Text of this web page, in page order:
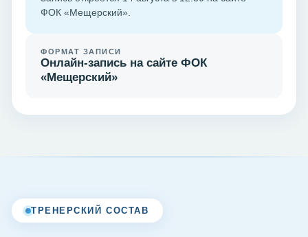
ФОК «Мещерский».
ФОРМАТ ЗАПИСИ
Онлайн-запись на сайте ФОК
«Мещерский»
ТРЕНЕРСКИЙ СОСТАВ